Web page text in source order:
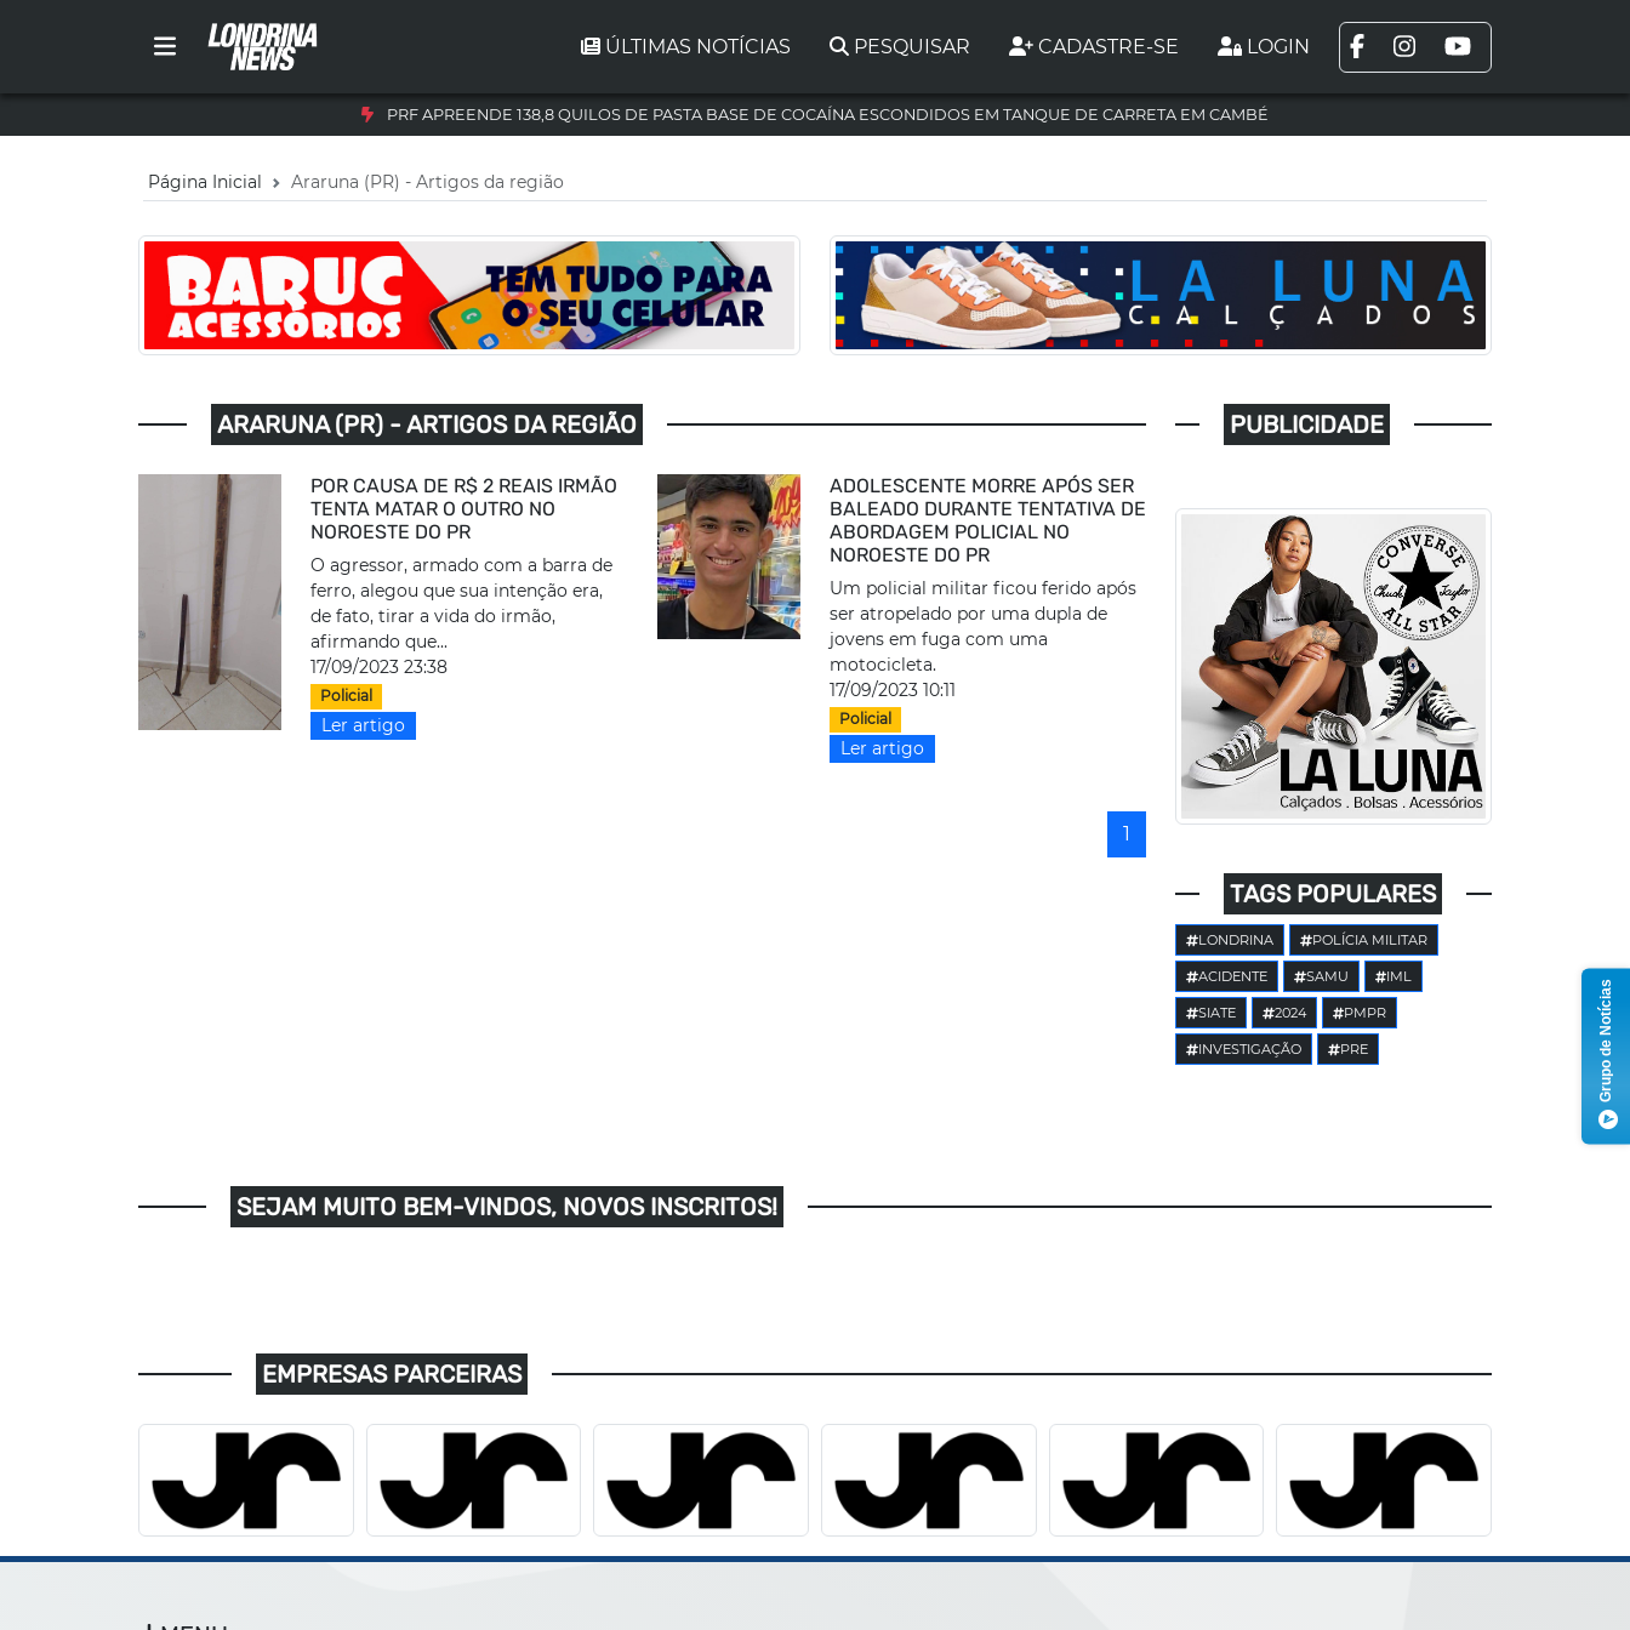
ÚLTIMAS NOTÍCIAS PESQUISAR CADASTRE-SE LOGIN
PRF APREENDE 138,8 QUILOS DE PASTA BASE DE COCAÍNA ESCONDIDOS EM TANQUE DE CARRETA EM CAMBÉ
Página Inicial Araruna (PR) - Artigos da região
ARARUNA (PR) - ARTIGOS DA REGIÃO
POR CAUSA DE R$ 2 REAIS IRMÃO
TENTA MATAR O OUTRO NO
NOROESTE DO PR
O agressor, armado com a barra de
ferro, alegou que sua intenção era,
de fato, tirar a vida do irmão,
afirmando que...
17/09/2023 23:38
Policial
Ler artigo
ADOLESCENTE MORRE APÓS SER
BALEADO DURANTE TENTATIVA DE
ABORDAGEM POLICIAL NO
NOROESTE DO PR
Um policial militar ficou ferido após
ser atropelado por uma dupla de
jovens em fuga com uma
motocicleta.
17/09/2023 10:11
Policial
Ler artigo
1
PUBLICIDADE
TAGS POPULARES
LONDRINA POLÍCIA MILITAR
ACIDENTE SAMU IML
SIATE 2024 PMPR
INVESTIGAÇÃO PRE
SEJAM MUITO BEM-VINDOS, NOVOS INSCRITOS!
EMPRESAS PARCEIRAS
Grupo de Notícias